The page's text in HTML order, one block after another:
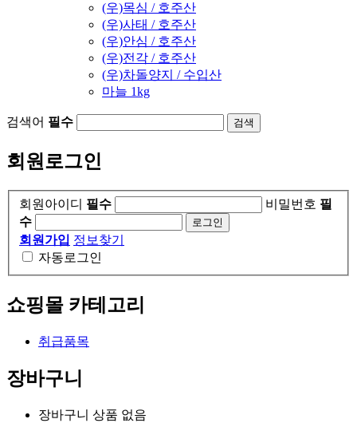
(우)목심 / 호주산
(우)사태 / 호주산
(우)안심 / 호주산
(우)전각 / 호주산
(우)차돌양지 / 수입산
마늘 1kg
검색어 필수
회원로그인
회원아이디 필수 비밀번호 필
수
회원가입 정보찾기
자동로그인
쇼핑몰 카테고리
취급품목
장바구니
장바구니 상품 없음